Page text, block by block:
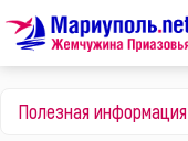
Полезная информация